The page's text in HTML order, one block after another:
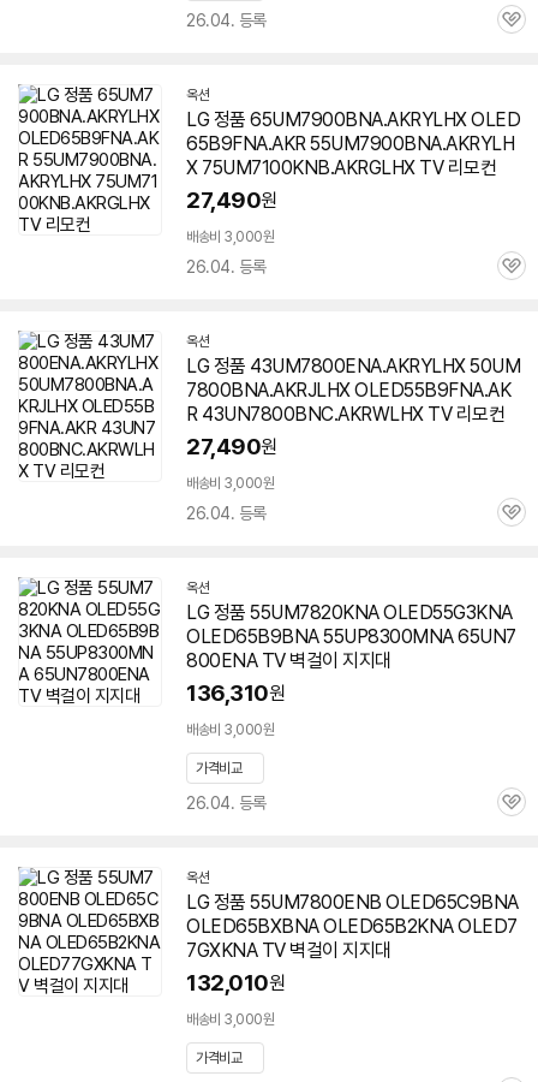
26.04. 등록
관
옥션
LG 정품 65UM7900BNA.AKRYLHX OLED
65B9FNA.AKR 55UM7900BNA.AKRYLH
X 75UM7100KNB.AKRGLHX TV 리모컨
27,490원
배송비 3,000원
26.04. 등록
관
옥션
LG 정품 43UM7800ENA.AKRYLHX 50UM
7800BNA.AKRJLHX OLED55B9FNA.AK
R 43UN7800BNC.AKRWLHX TV 리모컨
27,490원
배송비 3,000원
26.04. 등록
관
옥션
LG 정품 55UM7820KNA OLED55G3KNA
OLED65B9BNA 55UP8300MNA 65UN7
800ENA TV 벽걸이 지지대
136,310원
배송비 3,000원
가격비교
26.04. 등록
관
옥션
LG 정품 55UM7800ENB OLED65C9BNA
OLED65BXBNA OLED65B2KNA OLED7
7GXKNA TV 벽걸이 지지대
132,010원
배송비 3,000원
가격비교